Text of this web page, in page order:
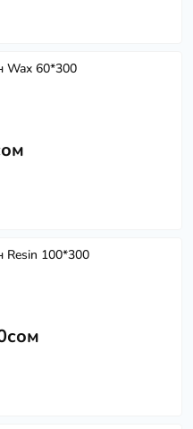
Wax 60*300
Resin 100*300